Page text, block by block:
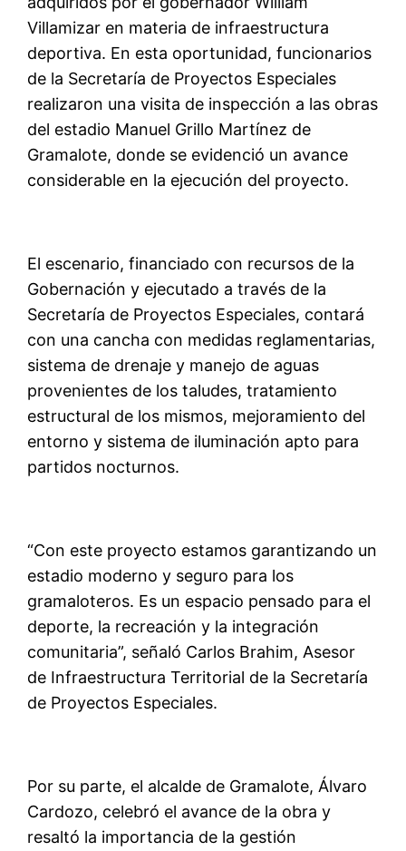
Villamizar en materia de infraestructura
deportiva. En esta oportunidad, funcionarios
de la Secretaría de Proyectos Especiales
realizaron una visita de inspección a las obras
del estadio Manuel Grillo Martínez de
Gramalote, donde se evidenció un avance
considerable en la ejecución del proyecto.
El escenario, financiado con recursos de la
Gobernación y ejecutado a través de la
Secretaría de Proyectos Especiales, contará
con una cancha con medidas reglamentarias,
sistema de drenaje y manejo de aguas
provenientes de los taludes, tratamiento
estructural de los mismos, mejoramiento del
entorno y sistema de iluminación apto para
partidos nocturnos.
“Con este proyecto estamos garantizando un
estadio moderno y seguro para los
gramaloteros. Es un espacio pensado para el
deporte, la recreación y la integración
comunitaria”, señaló Carlos Brahim, Asesor
de Infraestructura Territorial de la Secretaría
de Proyectos Especiales.
Por su parte, el alcalde de Gramalote, Álvaro
Cardozo, celebró el avance de la obra y
resaltó la importancia de la gestión